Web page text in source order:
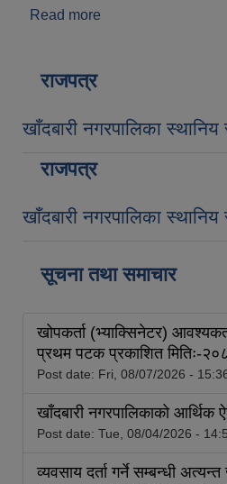
Read more
राजपत्र
खाँदबारी नगरपालिका
राजपत्र
खाँदबारी नगरपालिका
सूचना तथा समाचार
खोपकर्ता (भ्याक्सिनेटर)
प्रथम पटक प्रकाशित मितिः-
Post date: Fri, 08/07/2026 -
खाँदबारी नगरपालिकाको आर्थिक
Post date: Tue, 08/04/2026 -
व्यवसाय दर्ता गर्ने सम्बन्धी